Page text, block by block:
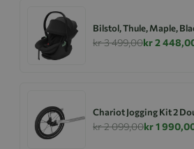
Bilstol, Thule, Maple,
kr 3 499,00kr 2
Chariot Jogging Kit 2
kr 2 099,00kr 1